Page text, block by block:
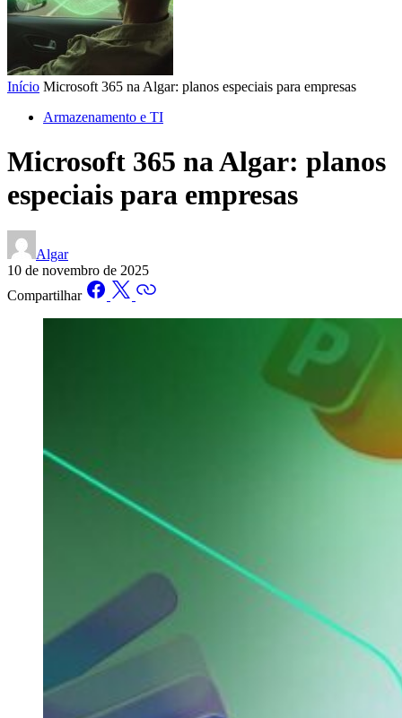
Início Microsoft 365 na Algar: planos especiais para empresas
Armazenamento e TI
Microsoft 365 na Algar: planos
especiais para empresas
Algar
10 de novembro de 2025
Compartilhar